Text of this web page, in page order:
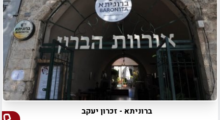
ברוניתא - זכרון יעקב